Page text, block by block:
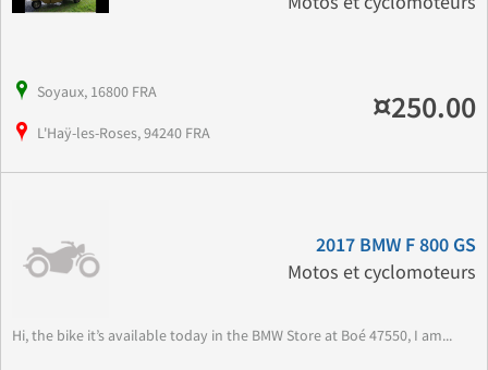
Soyaux, 16800 FRA
L'Haÿ-les-Roses, 94240 FRA
¤250.00
2017 BMW F 800 GS
Motos et cyclomoteurs
Hi, the bike it’s available today in the BMW Store at Boé 47550, I am...